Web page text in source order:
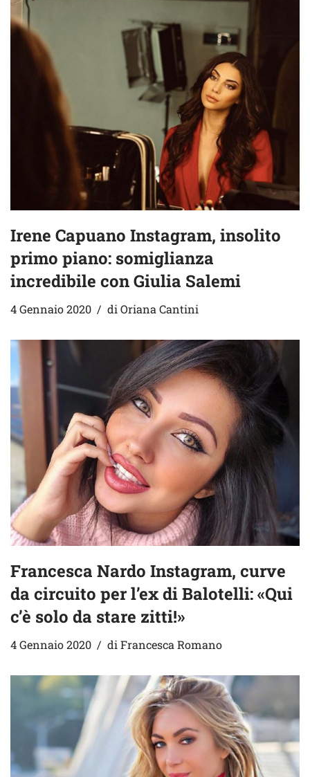
Irene Capuano Instagram, insolito
primo piano: somiglianza
incredibile con Giulia Salemi
4 Gennaio 2020 di Oriana Cantini
Francesca Nardo Instagram, curve
da circuito per l’ex di Balotelli: «Qui
c’è solo da stare zitti!»
4 Gennaio 2020 diFrancesca Romano